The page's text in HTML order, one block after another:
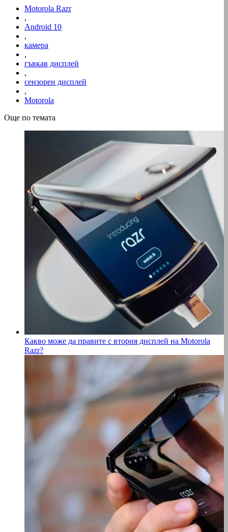
Motorola Razr
,
Android 10
,
камера
,
гъвкав дисплей
,
сензорен дисплей
,
Motorola
Още по темата
Какво може да правите с втория дисплей на Motorola
Razr?